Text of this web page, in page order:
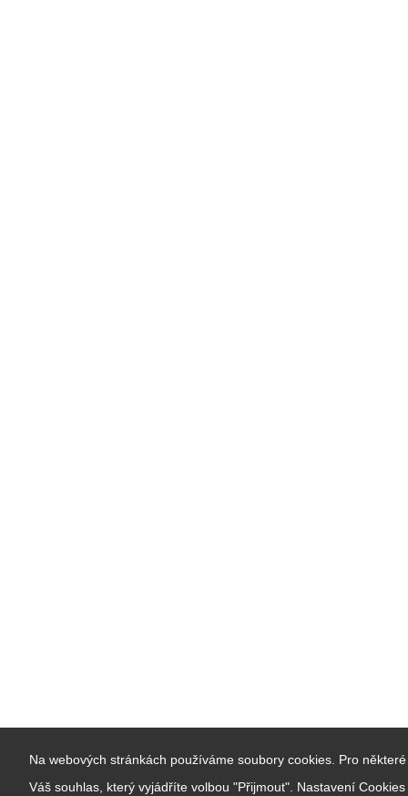
Na webových stránkách používáme soubory cookies. Pro
Váš souhlas, který vyjádříte volbou "Přijmout". Nastavení